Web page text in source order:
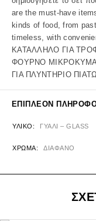
are the must-have
kinds of food, from
timeless, with
ΚΑΤΑΛΛΗΛΟ ΓΙΑ
ΦΟΥΡΝΟ
ΓΙΑ ΠΛΥΝΤΗΡΙΟ
ΕΠΙΠΛΈΟΝ
ΥΛΙΚΌ ΓΥΑΛΙ – GLASS
ΧΡΏΜΑ ΔΙΑΦΑΝΟ